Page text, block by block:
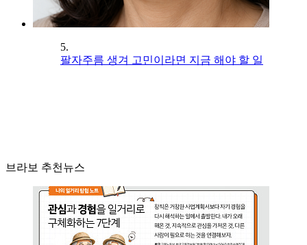
5.
팔자주름 생겨 고민이라면 지금 해야 할 일
브라보 추천뉴스